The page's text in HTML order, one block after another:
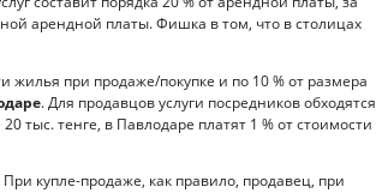
арендной платы. Фишка в том, что в столицах
жилья при продаже/покупке и по 10 % от размера
. Для продавцов услуги посредников обходятся
тыс. тенге, в Павлодаре платят 1 % от стоимости
купле-продаже, как правило, продавец, при